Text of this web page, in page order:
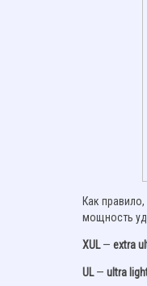
Как
мощность
XUL— extra
UL— ultra